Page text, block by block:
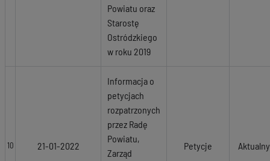
Powiatu oraz
Starostę
Ostródzkiego
w roku 2019
10 21-01-2022
Informacja o
petycjach
rozpatrzonych
przez Radę
Powiatu,
Zarząd
Petycje Aktualny